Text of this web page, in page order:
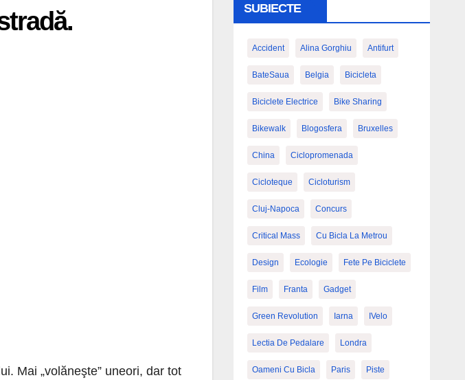
Mai „volăneşte” uneori, dar tot
SUBIECTE
Accident Alina Gorghiu Antifurt
BateSaua Belgia Bicicleta
Biciclete Electrice Bike Sharing
Bikewalk Blogosfera Bruxelles
China Ciclopromenada
Cicloteque Cicloturism
Cluj-Napoca Concurs
Critical Mass Cu Bicla La Metrou
Design Ecologie Fete Pe Biciclete
Film Franta Gadget
Green Revolution Iarna IVelo
Lectia De Pedalare Londra
Oameni Cu Bicla Paris Piste